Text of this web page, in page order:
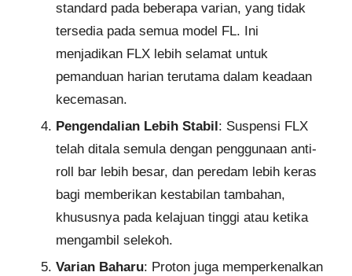
standard pada beberapa varian, yang tidak
tersedia pada semua model FL. Ini
menjadikan FLX lebih selamat untuk
pemanduan harian terutama dalam keadaan
kecemasan.
Pengendalian Lebih Stabil : Suspensi FLX
telah ditala semula dengan penggunaan anti-
roll bar lebih besar, dan peredam lebih keras
bagi memberikan kestabilan tambahan,
khususnya pada kelajuan tinggi atau ketika
mengambil selekoh.
Varian Baharu: Proton juga memperkenalkan